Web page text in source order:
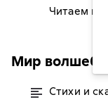
Читаем
Мир
Стихи и